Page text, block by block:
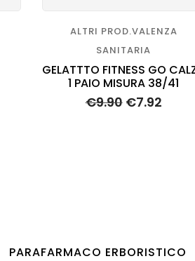
ALTRI PROD.VALENZA
SANITARIA
GELATTTO FITNESS GO
1 PAIO MISURA 38/41
€9.90 €7.92
PARAFARMACO ERBORISTICO